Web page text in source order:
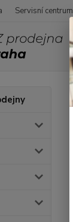
Servisní centrum